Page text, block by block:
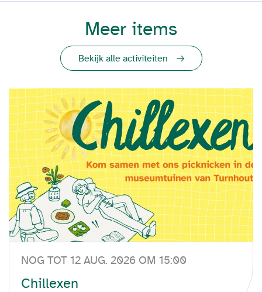
Meer items
Bekijk alle activiteiten
NOG TOT 12 AUG. 2026 OM 15:00
Chillexen